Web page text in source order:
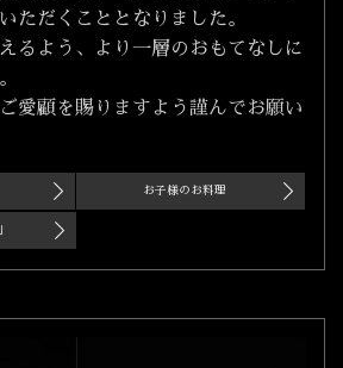
ただくこととなりました。
るよう、より一層のおもてなしに
愛顧を賜りますよう謹んでお願い
お子様のお料理